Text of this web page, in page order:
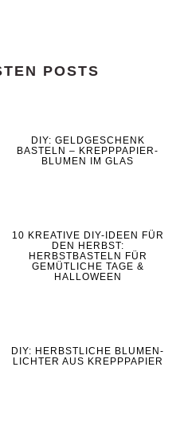
POSTS
DIY: GELDGESCHENK
BASTELN – KREPPPAPIER-
BLUMEN IM GLAS
10 KREATIVE DIY-IDEEN FÜR
DEN HERBST:
HERBSTBASTELN FÜR
GEMÜTLICHE TAGE &
HALLOWEEN
DIY: HERBSTLICHE BLUMEN-
LICHTER AUS KREPPPAPIER